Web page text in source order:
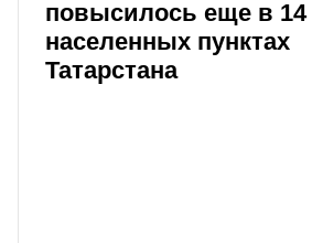
повысилось еще в 14
населенных пунктах
Татарстана